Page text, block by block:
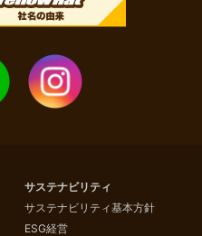
サステナビリティ
サステナビリティ基本方針
ESG経営